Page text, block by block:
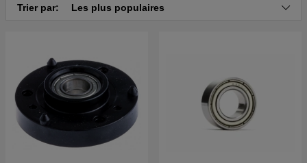
Trier par: Les plus populaires